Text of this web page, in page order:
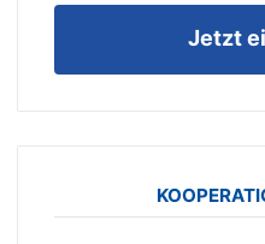
Jetzt